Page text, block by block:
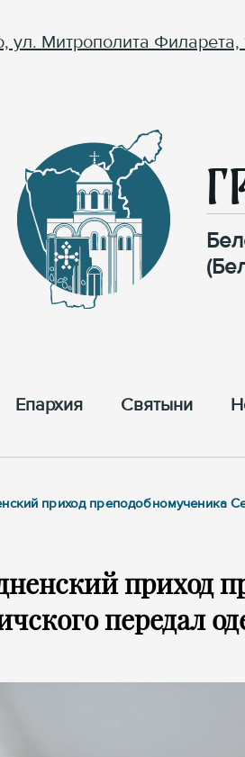
ул. Митрополита Филарета,
Епархия Cвятыни
приход
приход
передал